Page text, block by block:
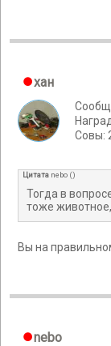
хан
Cовы:
Цитата nebo ()
Тогда в
тоже
Вы на
nebo